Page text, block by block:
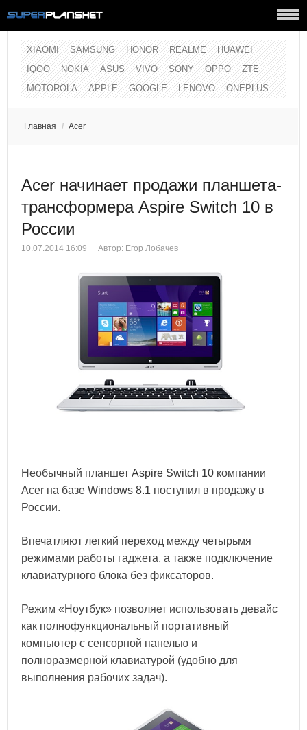
XIAOMI SAMSUNG HONOR REALME
HUAWEI
IQOO
NOKIA ASUS VIVO SONY OPPO
ZTE
MOTOROLA
APPLE GOOGLE LENOVO ONEPLUS
Главная / Acer
Acer начинает продажи планшета-
трансформера Aspire Switch 10 в
России
10.07.2014 16:09 Автор: Егор Лобачев
Необычный планшет Aspire Switch 10 компании
Acer на базе Windows 8.1 поступил в продажу в
России.
Впечатляют легкий переход между четырьмя
режимами работы гаджета, а также подключение
клавиатурного блока без фиксаторов.
Режим «Ноутбук» позволяет использовать девайс
как полнофункциональный портативный
компьютер с сенсорной панелью и
полноразмерной клавиатурой (удобно для
выполнения рабочих задач).